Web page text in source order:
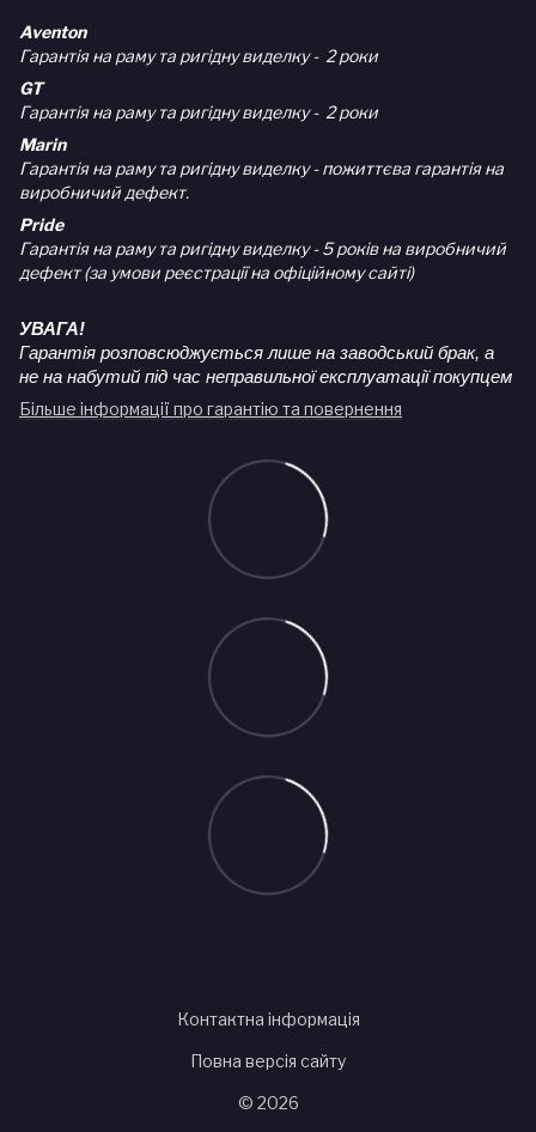
Aventon
Гарантія на раму та ригідну виделку - 2 роки
GT
Гарантія на раму та ригідну виделку - 2 роки
Marin
Гарантія на раму та ригідну виделку - пожиттєва гарантія на
виробничий дефект.
Pride
Гарантія на раму та ригідну виделку - 5 років на виробничий
дефект (за умови реєстрації на офіційному сайті)
УВАГА!
Гарантія розповсюджується лише на заводський брак, а
не на набутий під час неправильної експлуатації покупцем
Більше інформації про гарантію та повернення
Контактна інформація
Повна версія сайту
© 2026